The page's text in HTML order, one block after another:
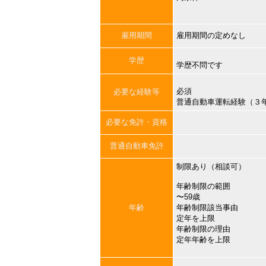
雇用期間 雇用期間の定めなし
学歴
学歴不問です
必要な経験等
必須
普通自動車運転経験（３
必要な免許・資格
普通自動車免許
年齢
制限あり（相談可）
年齢制限の範囲
〜59歳
年齢制限該当事由
定年を上限
年齢制限の理由
定年年齢を上限